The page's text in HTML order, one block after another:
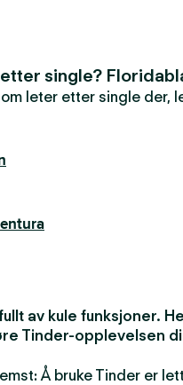
single?
leter etter single der,
av kule funksjoner.
Tinder-opplevelsen
Å bruke Tinder er